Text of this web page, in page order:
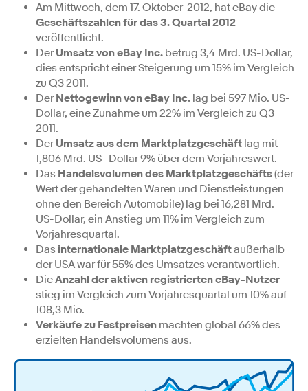
Am Mittwoch, dem 17. Oktober 2012, hat eBay die
Geschäftszahlen für das 3. Quartal 2012
veröffentlicht.
DerUmsatz von eBay Inc. betrug 3,4 Mrd. US-Dollar,
dies entspricht einer Steigerung um 15% im Vergleich
zu Q3 2011.
DerNettogewinn von eBay Inc. lag bei 597 Mio. US-
Dollar, eine Zunahme um 22% im Vergleich zu Q3
2011.
DerUmsatz aus dem Marktplatzgeschäft lag mit
1,806 Mrd. US- Dollar 9% über dem Vorjahreswert.
Das Handelsvolumen des Marktplatzgeschäfts(der
Wert der gehandelten Waren und Dienstleistungen
ohne den Bereich Automobile) lag bei 16,281 Mrd.
US-Dollar, ein Anstieg um 11% im Vergleich zum
Vorjahresquartal.
Dasinternationale Marktplatzgeschäftaußerhalb
der USA war für 55% des Umsatzes verantwortlich.
DieAnzahl der aktiven registrierten eBay-Nutzer
stieg im Vergleich zum Vorjahresquartal um 10% auf
108,3 Mio.
Verkäufe zu Festpreisen machten global 66% des
erzielten Handelsvolumens aus.